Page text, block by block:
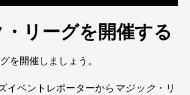
リーグを開催する
を開催しましょう。
イベントレポーターから マジック ・リ